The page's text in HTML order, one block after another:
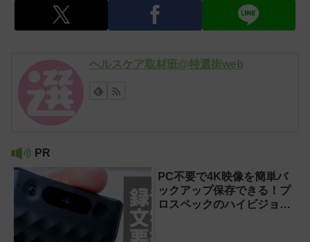
ヘルスケア取材班@特選街web
PR
PC不要で4K映像を簡単バ
ックアップ保存できる！プ
ロスペックのハイビジョン